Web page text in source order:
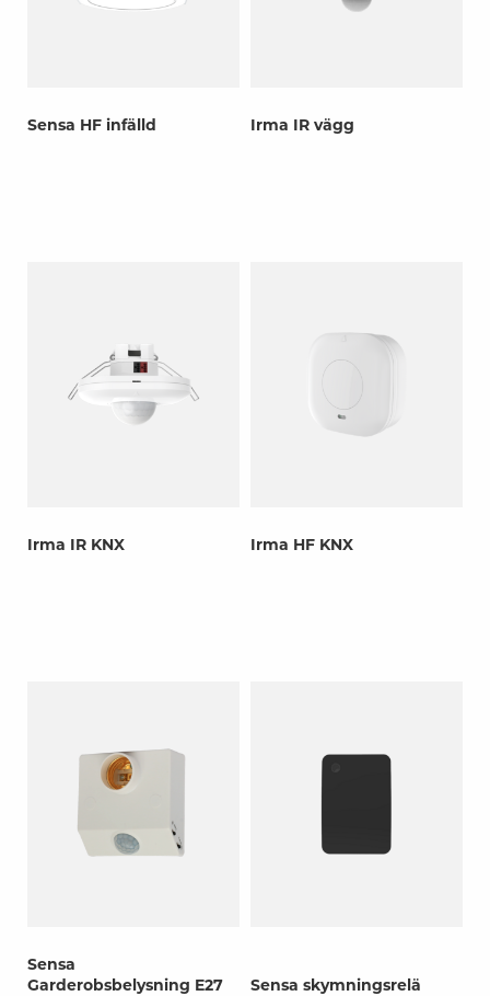
Sensa HF infälld Irma IR vägg
Irma IR KNX Irma HF KNX
Sensa
Garderobsbelysning E27
Sensa skymningsrelä